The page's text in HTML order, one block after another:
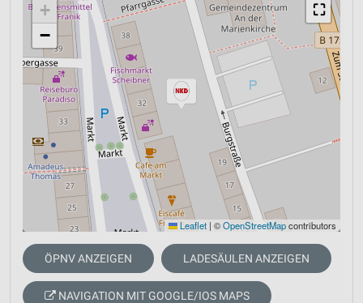
⛶
+
−
Leaflet | ©OpenStreetMapcontributors
ÖPNV ANZEIGEN LADESÄULEN ANZEIGEN
NAVIGATION MIT GOOGLE/IOS MAPS